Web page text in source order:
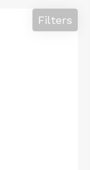
Filters